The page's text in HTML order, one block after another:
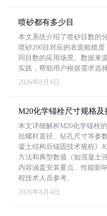
喷砂都有多少目
本文系统介绍了喷砂目数的
喷砂200目对应的表面粗糙
同目数的应用场景。数据来
实践，帮助用户根据需求选
2026年8月4日
M20化学锚栓尺寸规格
本文详细解析M20化学锚栓
括螺杆直径、钻孔尺寸等参
凝土结构后锚固技术规程》
方法和典型数值（如混凝土
内容涵盖安装要点、性能影
程技术人员参考。
2026年8月4日